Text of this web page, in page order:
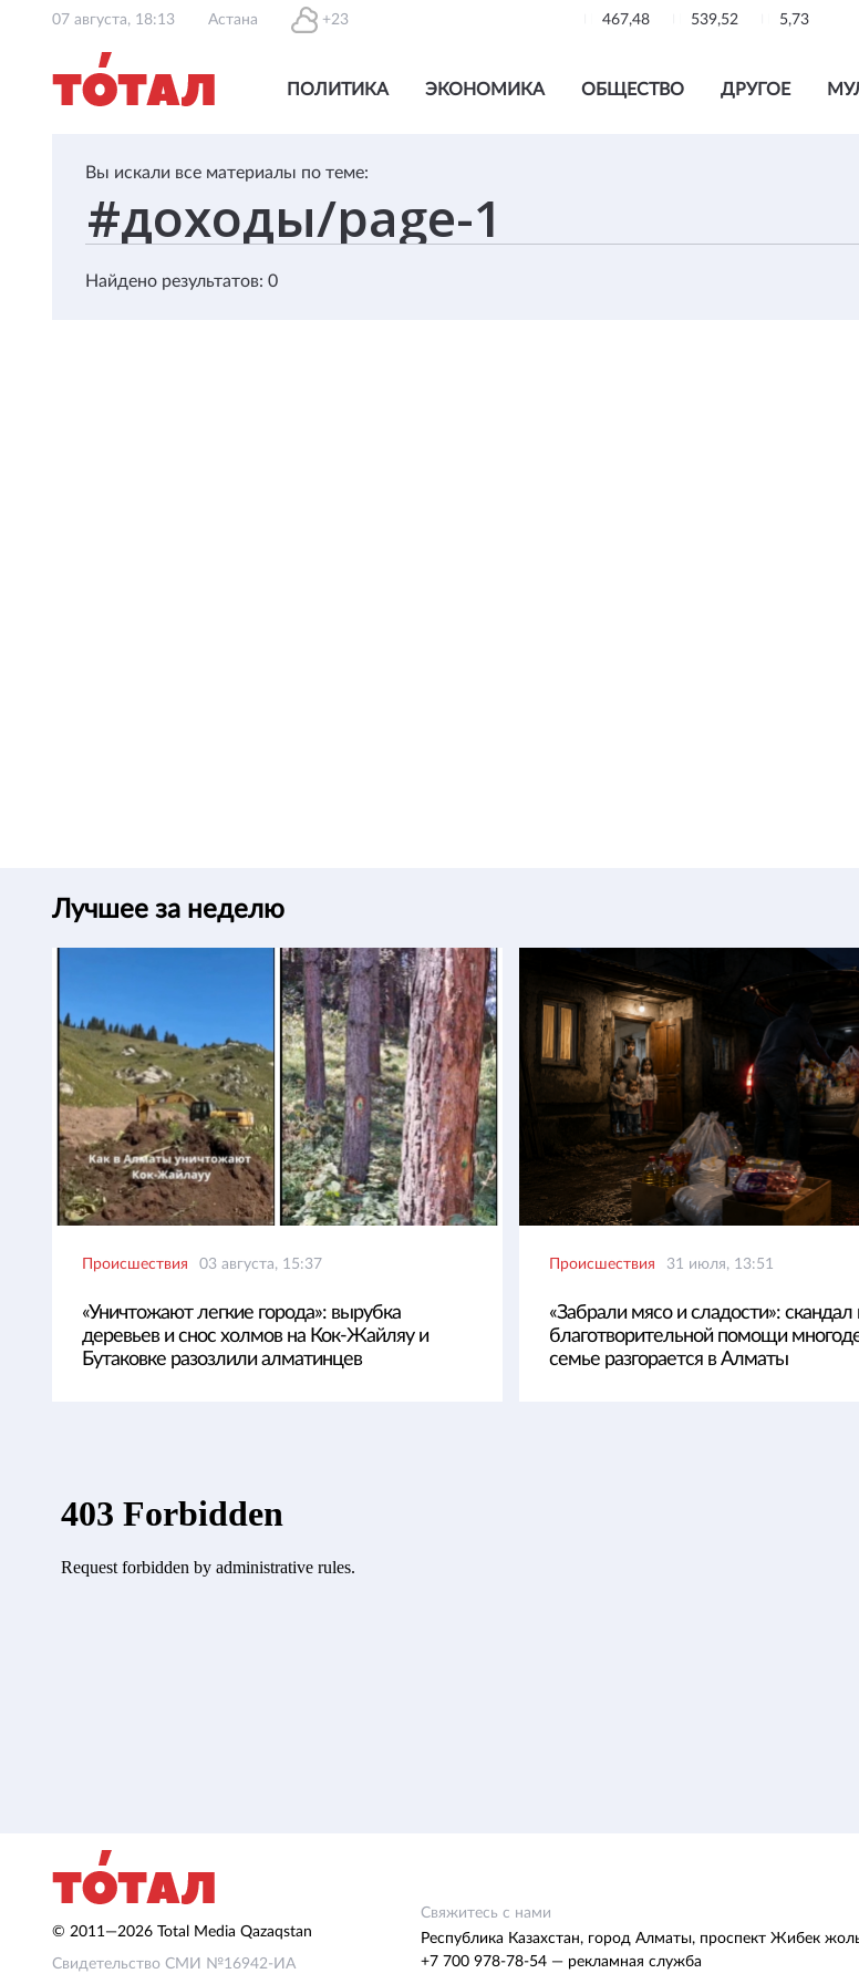
07 августа, 18:13 Астана +23 467,48 539,52 5,73
ПОЛИТИКА ЭКОНОМИКА ОБЩЕСТВО ДРУГОЕ
Вы искали все материалы по теме:
Найдено результатов: 0
Лучшее за неделю
Происшествия 03 августа, 15:37
«Уничтожают легкие города»: вырубка
деревьев и снос холмов на Кок-Жайляу и
Бутаковке разозлили алматинцев
Происшествия 31 июля, 13:51
«Забрали мясо и сладости»: скандал
благотворительной помощи
семье разгорается в Алматы
© 2011—2026 Total Media Qazaqstan
Свидетельство СМИ №16942-ИА
Свяжитесь с нами
Республика Казахстан, город Алматы, проспект Жибек
+7 700 978-78-54 — рекламная служба